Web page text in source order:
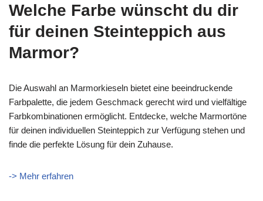
Welche Farbe wünscht du dir
für deinen Steinteppich aus
Marmor?
Die Auswahl an Marmorkieseln bietet eine beeindruckende
Farbpalette, die jedem Geschmack gerecht wird und vielfältige
Farbkombinationen ermöglicht. Entdecke, welche Marmortöne
für deinen individuellen Steinteppich zur Verfügung stehen und
finde die perfekte Lösung für dein Zuhause.
-> Mehr erfahren